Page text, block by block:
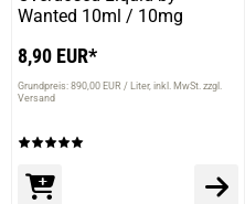
07.06.2025 — via
Die Bewertung erfolgte
Wanted 10ml / 10mg
8,90 EUR*
Grundpreis: 890,00 EUR / Liter inkl. MwSt. zzgl.
Versand